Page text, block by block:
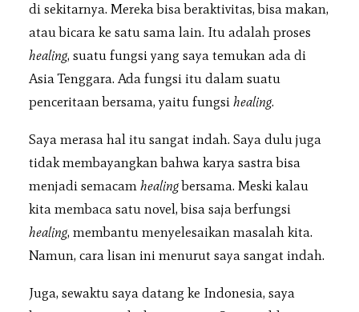
di sekitarnya. Mereka bisa beraktivitas, bisa makan,
atau bicara ke satu sama lain. Itu adalah proses
healing, suatu fungsi yang saya temukan ada di
Asia Tenggara. Ada fungsi itu dalam suatu
penceritaan bersama, yaitu fungsi healing.
Saya merasa hal itu sangat indah. Saya dulu juga
tidak membayangkan bahwa karya sastra bisa
menjadi semacam healingbersama. Meski kalau
kita membaca satu novel, bisa saja berfungsi
healing, membantu menyelesaikan masalah kita.
Namun, cara lisan ini menurut saya sangat indah.
Juga, sewaktu saya datang ke Indonesia, saya